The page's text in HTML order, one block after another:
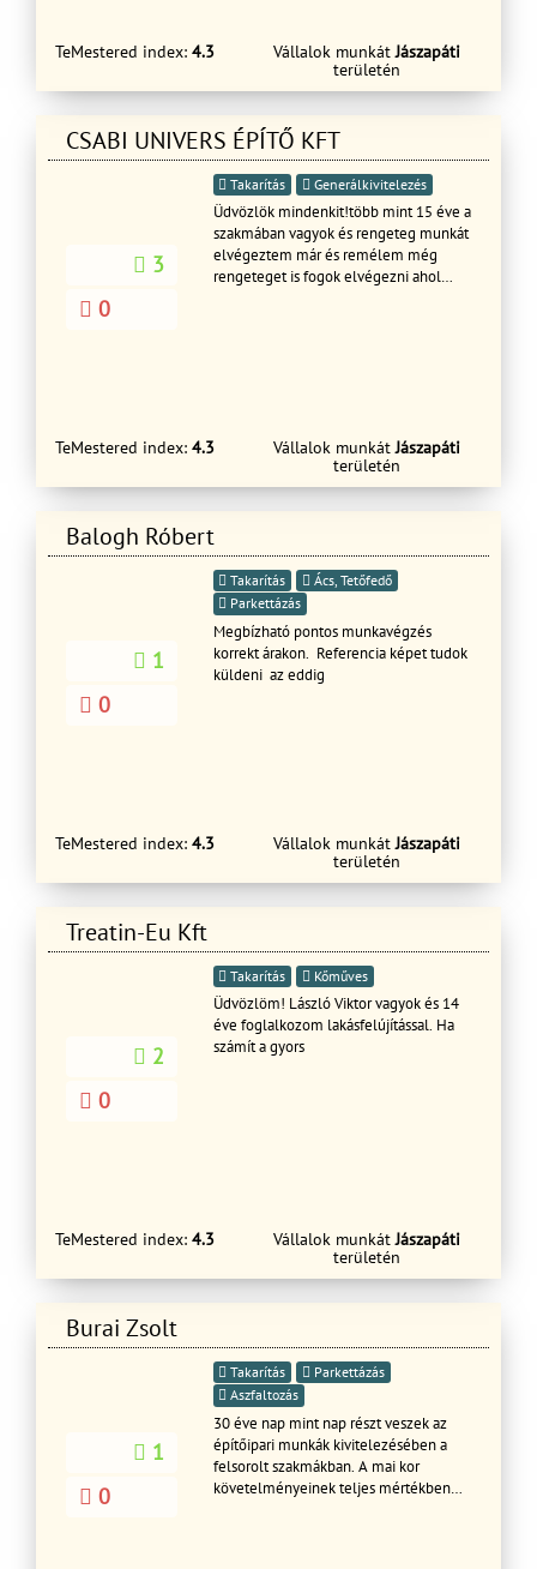
hívjon!
TeMestered index: 4.3 Vállalok munkátJászapáti
területén
CSABI UNIVERS ÉPÍTŐ KFT
3
0
Takarítás Generálkivitelezés
Üdvözlök mindenkit!több mint 15 éve a
szakmában vagyok és rengeteg munkát
elvégeztem már és remélem még
rengeteget is fogok elvégezni ahol
padlások,szigetelését,csatorna és
minden féle bádogos munkálatokat,
akár 2 órán belüli ingyenes helyszíni
Megegyezünk....
TeMestered index: 4.3 Vállalok munkátJászapáti
területén
Balogh Róbert
1
0
Takarítás
Ács, Tetőfedő
Parkettázás
Megbízható pontos munkavégzés
korrekt árakon. Referencia képet tudok
küldeni az eddig
TeMestered index: 4.3 Vállalok munkátJászapáti
területén
Treatin-Eu Kft
2
0
Takarítás Kőműves
Üdvözlöm! László Viktor vagyok és 14
éve foglalkozom lakásfelújítással. Ha
számít a gyors
TeMestered index: 4.3 Vállalok munkátJászapáti
területén
Burai Zsolt
1
0
Takarítás
Parkettázás
Aszfaltozás
30 éve nap mint nap részt veszek az
építőipari munkák kivitelezésében a
felsorolt szakmákban. A mai kor
követelményeinek teljes mértékben